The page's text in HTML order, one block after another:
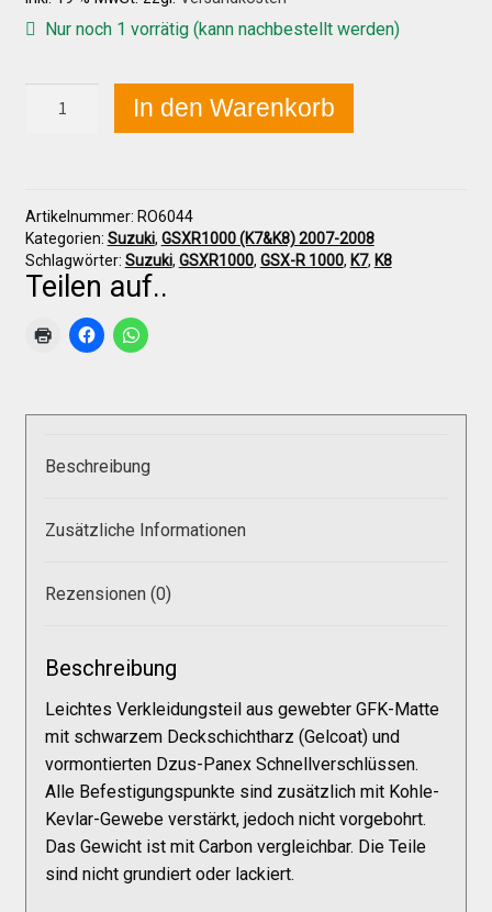
Infos zu unseren Produkten
Händlerkonditionen
Marken
Kasse
Mein Konto
Allgemeine Geschäftsbedingungen
Nur noch 1 vorrätig (kann nachbestellt werden)
GSX-
2007-
2008
Seitenteil
links
In den Warenkorb
Artikelnummer: RO6044
Kategorien: Suzuki, GSXR1000 (K7&K8) 2007-2008
Schlagwörter: Suzuki, GSXR1000, GSX-R 1000, K7, K8
Teilen auf..
Beschreibung
Zusätzliche Informationen
Rezensionen (0)
Beschreibung
Leichtes Verkleidungsteil aus gewebter GFK-Matte
mit schwarzem Deckschichtharz (Gelcoat) und
vormontierten Dzus-Panex Schnellverschlüssen.
Alle Befestigungspunkte sind zusätzlich mit Kohle-
Kevlar-Gewebe verstärkt, jedoch nicht vorgebohrt.
Das Gewicht ist mit Carbon vergleichbar. Die Teile
sind nicht grundiert oder lackiert.